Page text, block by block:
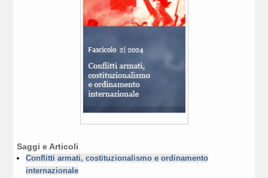
Saggi e Articoli
Conflitti armati, costituzionalismo e ordinamento
internazionale